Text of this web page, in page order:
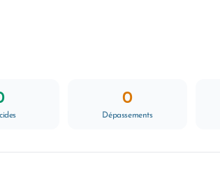
0
Dépassements